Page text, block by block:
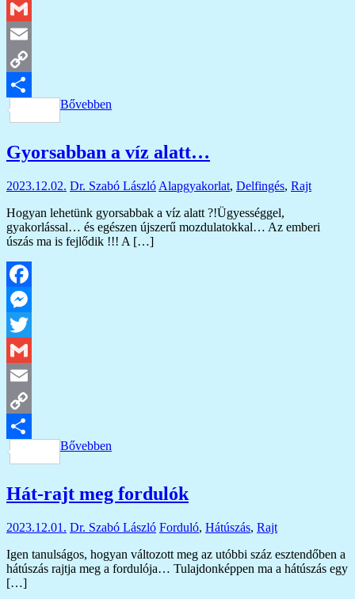
Twitter
Gmail
Email
Copy
Link
Ossza
Bővebben
Gyorsabban a víz alatt…
2023.12.02. Dr. Szabó László Alapgyakorlat, Delfingés, Rajt
Hogyan lehetünk gyorsabbak a víz alatt ?!Ügyességgel,
gyakorlással… és egészen újszerű mozdulatokkal… Az emberi
úszás ma is fejlődik !!! A […]
Facebook
Messenger
Twitter
Gmail
Email
Copy
Link
Ossza
Bővebben
Hát-rajt meg fordulók
2023.12.01. Dr. Szabó László Forduló, Hátúszás, Rajt
Igen tanulságos, hogyan változott meg az utóbbi száz esztendőben a
hátúszás rajtja meg a fordulója… Tulajdonképpen ma a hátúszás egy
[…]